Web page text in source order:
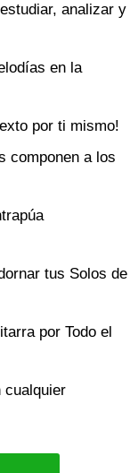
analizar y
en la
por ti mismo!
componen a los
tus Solos de
por Todo el
cualquier